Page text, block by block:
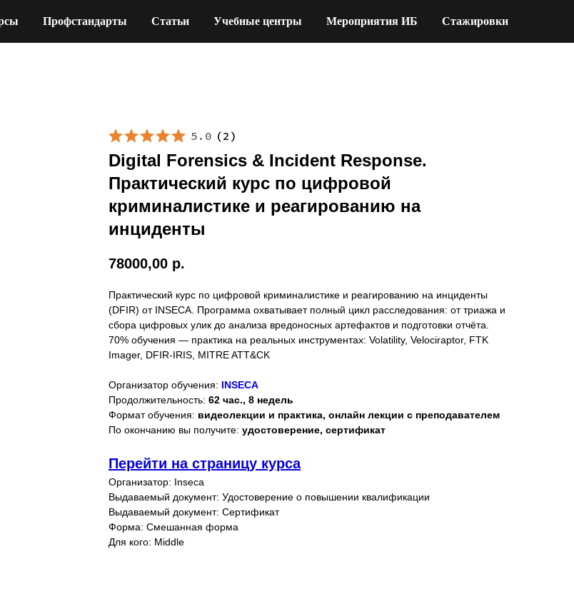
Профстандарты Статьи Учебные центры Мероприятия ИБ Стажировки
5.0 (2 )
Digital Forensics & Incident Response.
Практический курс по цифровой
криминалистике и реагированию на
инциденты
78000,00 р.
Практический курс по цифровой криминалистике и реагированию на инциденты
(DFIR) от INSECA. Программа охватывает полный цикл расследования: от триажа и
сбора цифровых улик до анализа вредоносных артефактов и подготовки отчёта.
70% обучения — практика на реальных инструментах: Volatility, Velociraptor, FTK
Imager, DFIR-IRIS, MITRE ATT&CK
Организатор обучения: INSECA
Продолжительность: 62 час., 8 недель
Формат обучения: видеолекции и практика, онлайн лекции с преподавателем
По окончанию вы получите: удостоверение, сертификат
Перейти на страницу курса
Организатор: Inseca
Выдаваемый документ: Удостоверение о повышении квалификации
Выдаваемый документ: Сертификат
Форма: Смешанная форма
Для кого: Middle